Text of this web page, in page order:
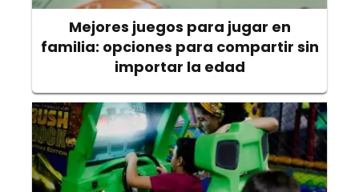
Mejores juegos para jugar en
familia: opciones para compartir sin
importar la edad